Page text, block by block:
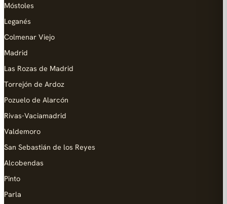
Móstoles
Leganés
Colmenar Viejo
Madrid
Las Rozas de Madrid
Torrejón de Ardoz
Pozuelo de Alarcón
Rivas-Vaciamadrid
Valdemoro
San Sebastián de los Reyes
Alcobendas
Pinto
Parla